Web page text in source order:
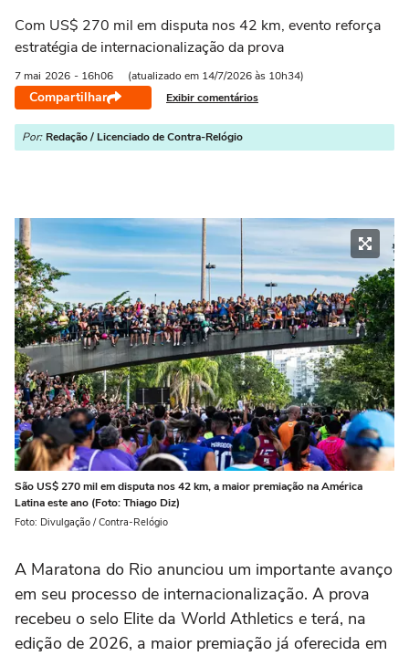
Com US$ 270 mil em disputa nos 42 km, evento reforça
estratégia de internacionalização da prova
7 mai 2026 - 16h06 (atualizado em 14/7/2026 às 10h34)
Compartilhar Exibir comentários
Por: Redação / Licenciado de Contra-Relógio
São US$ 270 mil em disputa nos 42 km, a maior premiação na América
Latina este ano (Foto: Thiago Diz)
Foto: Divulgação / Contra-Relógio
A Maratona do Rio anunciou um importante avanço
em seu processo de internacionalização. A prova
recebeu o selo Elite da World Athletics e terá, na
edição de 2026, a maior premiação já oferecida em